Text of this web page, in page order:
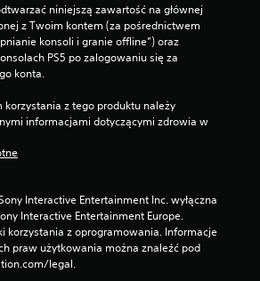
niniejszą zawartość na głównej
z Twoim kontem (za pośrednictwem
konsoli i granie offline”) oraz
PS5 po zalogowaniu się za
konta.
korzystania z tego produktu należy
informacjami dotyczącymi zdrowia w
Interactive Entertainment Inc. wyłączna
Interactive Entertainment Europe.
korzystania z oprogramowania. Informacje
praw użytkowania można znaleźć pod
legal.